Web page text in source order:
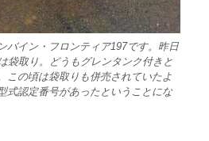
バイン・フロンティア197です。昨日
袋取り。どうもグレンタンク付きと
この頃は袋取りも併売されていたよ
式認定番号があったということにな